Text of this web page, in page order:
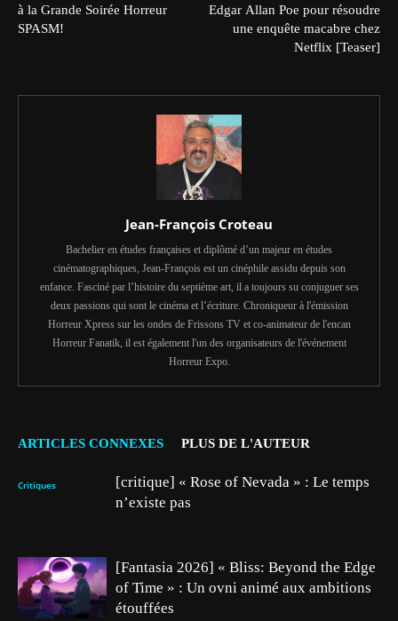
à la Grande Soirée Horreur
SPASM!
Edgar Allan Poe pour résoudre
une enquête macabre chez
Netflix [Teaser]
Jean-François Croteau
Bachelier en études françaises et diplômé d’un majeur en études
cinématographiques, Jean-François est un cinéphile assidu depuis son
enfance. Fasciné par l’histoire du septième art, il a toujours su conjuguer ses
deux passions qui sont le cinéma et l’écriture. Chroniqueur à l'émission
Horreur Xpress sur les ondes de Frissons TV et co-animateur de l'encan
Horreur Fanatik, il est également l'un des organisateurs de l'événement
Horreur Expo.
ARTICLES CONNEXES PLUS DE L'AUTEUR
Critiques
[critique] « Rose of Nevada » : Le temps
n’existe pas
[Fantasia 2026] « Bliss: Beyond the Edge
of Time » : Un ovni animé aux ambitions
étouffées